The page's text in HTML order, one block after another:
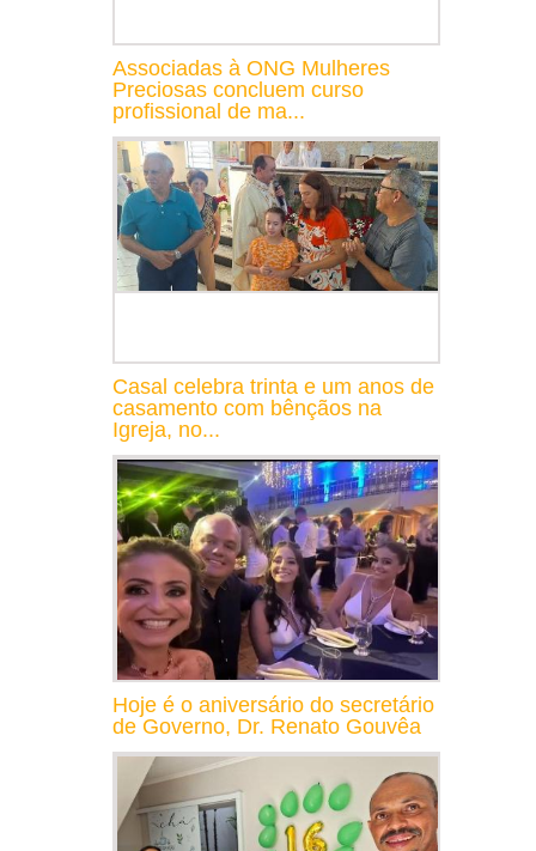
Associadas à ONG Mulheres
Preciosas concluem curso
profissional de ma...
Casal celebra trinta e um anos de
casamento com bênçãos na
Igreja, no...
Hoje é o aniversário do secretário
de Governo, Dr. Renato Gouvêa